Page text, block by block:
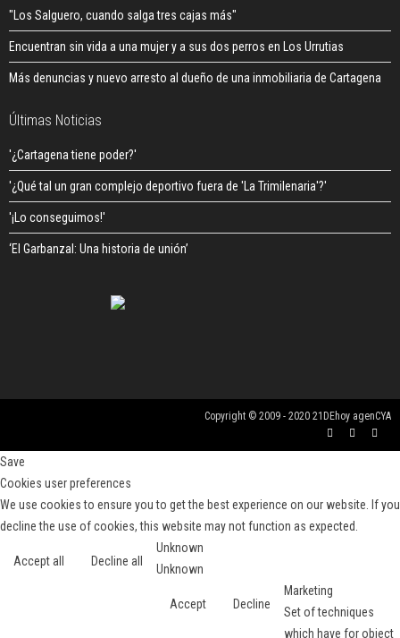
"Los Salguero, cuando salga tres cajas más"
Encuentran sin vida a una mujer y a sus dos perros en Los Urrutias
Más denuncias y nuevo arresto al dueño de una inmobiliaria de Cartagena
Últimas Noticias
'¿Cartagena tiene poder?'
'¿Qué tal un gran complejo deportivo fuera de 'La Trimilenaria'?'
'¡Lo conseguimos!'
‘El Garbanzal: Una historia de unión’
Copyright © 2009 - 2020 21DEhoy agenCYA
Save
Cookies user preferences
We use cookies to ensure you to get the best experience on our website. If you
decline the use of cookies, this website may not function as expected.
Accept all Decline all
Unknown
Unknown
Accept Decline
Marketing
Set of techniques
which have for object